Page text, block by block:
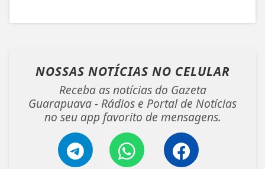
NOSSAS NOTÍCIAS NO CELULAR
Receba as notícias do Gazeta
Guarapuava - Rádios e Portal de Notícias
no seu app favorito de mensagens.